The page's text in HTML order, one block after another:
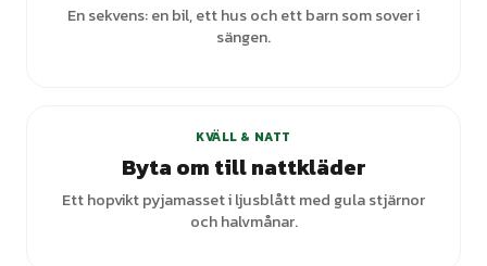
En sekvens: en bil, ett hus och ett barn som sover i
sängen.
KVÄLL & NATT
Byta om till nattkläder
Ett hopvikt pyjamasset i ljusblått med gula stjärnor
och halvmånar.